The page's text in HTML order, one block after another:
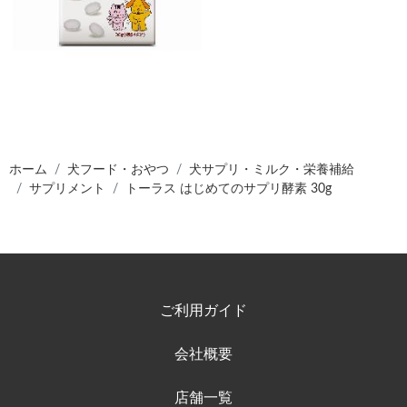
ホーム 犬フード・おやつ
犬サプリ・ミルク・栄養補給
サプリメント
トーラス はじめてのサプリ酵素 30g
ご利用ガイド
会社概要
店舗一覧